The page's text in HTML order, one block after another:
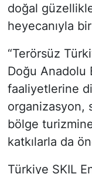
doğal
heyecanıyla
“Terörsüz
Doğu Anadolu
faaliyetlerine
organizasyon,
bölge
katkılarla da
Türkiye SKIL